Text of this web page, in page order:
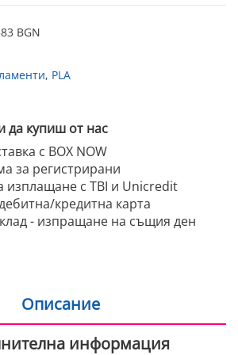
BGN
, PLA
да купиш от нас
с BOX NOW
за регистрирани
изплащане с TBI и Unicredit
кредитна карта
- изпращане на същия ден
Описание
информация